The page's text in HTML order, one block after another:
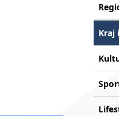
Kraj